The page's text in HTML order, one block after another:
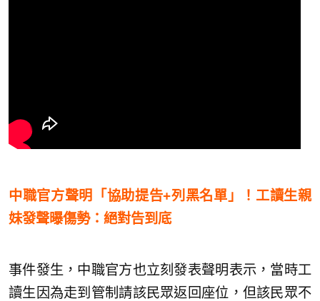
中職官方聲明「協助提告+列黑名單」！工讀生親
妹發聲曝傷勢：絕對告到底
事件發生，中職官方也立刻發表聲明表示，當時工
讀生因為走到管制請該民眾返回座位，但該民眾不